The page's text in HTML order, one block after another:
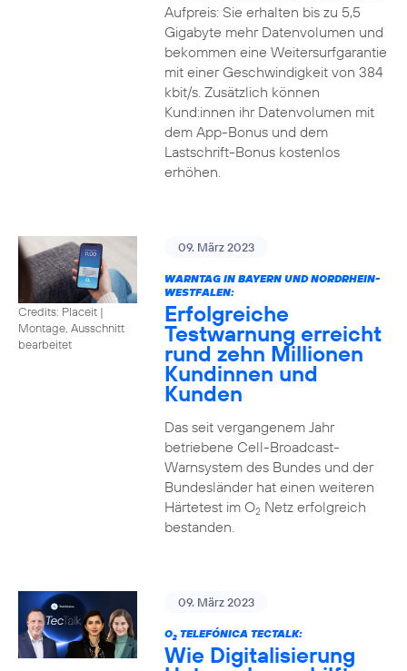
Aufpreis: Sie erhalten bis zu 5,5
Gigabyte mehr Datenvolumen und
bekommen eine Weitersurfgarantie
mit einer Geschwindigkeit von 384
kbit/s. Zusätzlich können
Kund:innen ihr Datenvolumen mit
dem App-Bonus und dem
Lastschrift-Bonus kostenlos
erhöhen.
Credits: Placeit |
Montage, Ausschnitt
bearbeitet
09. März 2023
WARNTAG IN BAYERN UND NORDRHEIN-
WESTFALEN:
Erfolgreiche
Testwarnung erreicht
rund zehn Millionen
Kundinnen und
Kunden
Das seit vergangenem Jahr
betriebene Cell-Broadcast-
Warnsystem des Bundes und der
Bundesländer hat einen weiteren
Härtetest im O2Netz erfolgreich
bestanden.
09. März 2023
O2TELEFÓNICA TECTALK:
Wie Digitalisierung